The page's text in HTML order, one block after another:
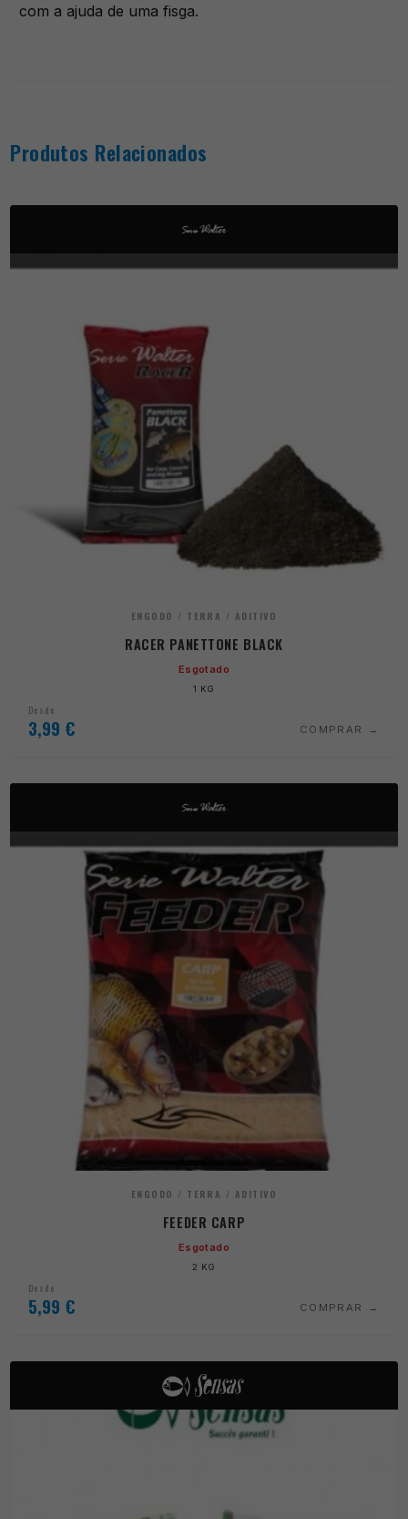
com a ajuda de uma fisga.
Produtos Relacionados
ENGODO / TERRA / ADITIVO
RACER PANETTONE BLACK
Esgotado
1 KG
Desde
3,99 € COMPRAR
ENGODO / TERRA / ADITIVO
FEEDER CARP
Esgotado
2 KG
Desde
5,99 € COMPRAR